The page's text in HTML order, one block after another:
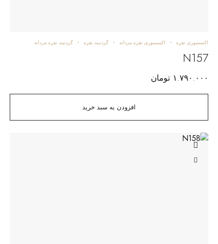
افزودن به سبد خرید
اکسسوری نقره اکسسوری نقره مردانه گردنبند نقره گردنبند نقره مردانه
N157
۱.۷۹۰.۰۰۰ تومان